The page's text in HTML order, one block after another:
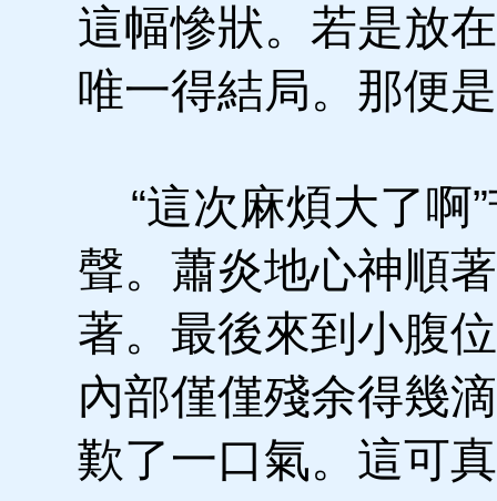
這幅慘狀。若是放
唯一得結局。那便
“這次麻煩大了啊
聲。蕭炎地心神順
著。最後來到小腹
內部僅僅殘余得幾
歎了一口氣。這可